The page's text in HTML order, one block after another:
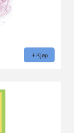
Kjøp